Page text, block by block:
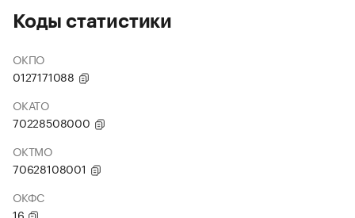
Коды статистики
ОКПО
0127171088
ОКАТО
70228508000
ОКТМО
70628108001
ОКФС
16